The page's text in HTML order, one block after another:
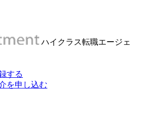
ハイクラス転職エージェ
する
を申し込む